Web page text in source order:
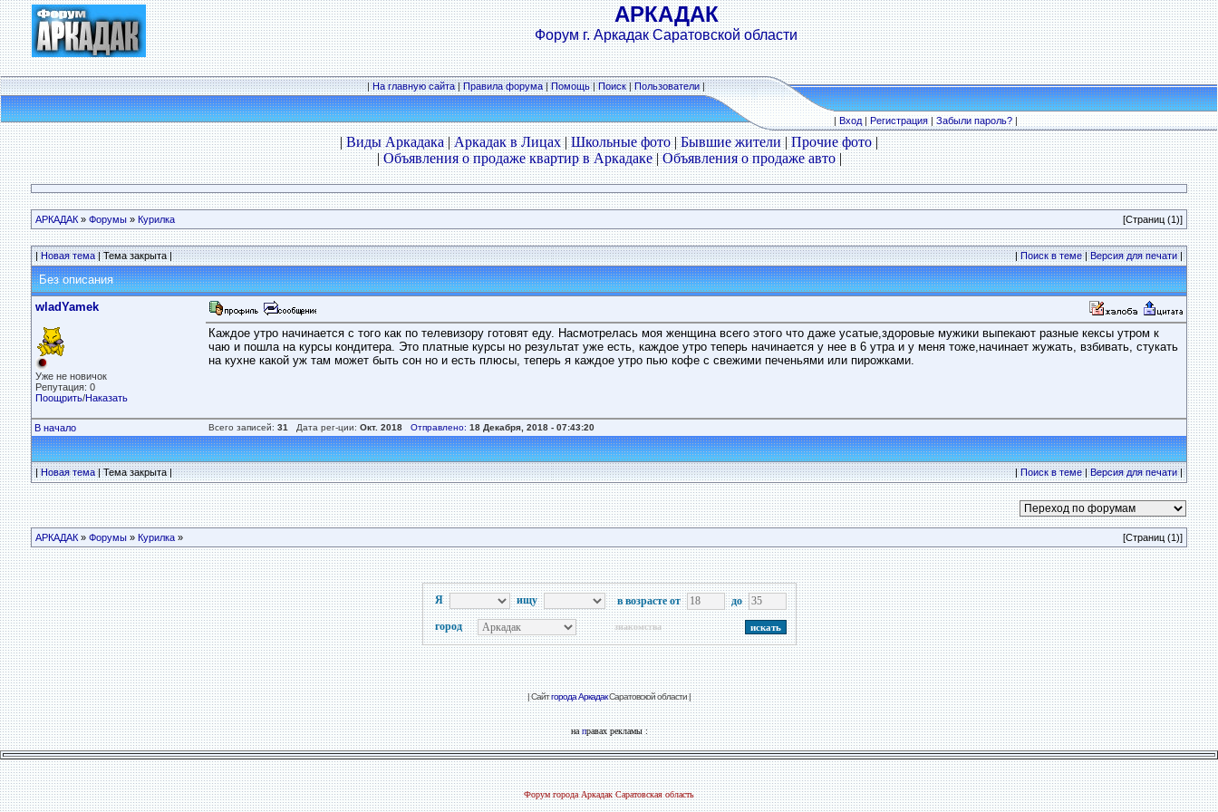
АРКАДАК
Форум г. Аркадак Саратовской области
|На главную сайта|Правила форума|Помощь|Поиск|Пользователи|
|Вход|Регистрация|Забыли пароль?|
|Виды Аркадака|Аркадак в Лицах|Школьные фото|Бывшие жители|Прочие фото|
|Объявления о продаже квартир в Аркадаке|Объявления о продаже авто|
АРКАДАК » Форумы » Курилка [Страниц (1)]
|Новая тема| Тема закрыта | |Поиск в теме|Версия для печати|
Без описания
wladYamek
Уже не новичок
Репутация: 0
Поощрить/Наказать
Каждое утро начинается с того как по телевизору готовят еду. Насмотрелась моя женщина всего этого что даже усатые,здоровые мужики выпекают разные кексы утром к
чаю и пошла на курсы кондитера. Это платные курсы но результат уже есть, каждое утро теперь начинается у нее в 6 утра и у меня тоже,начинает жужать, взбивать, стукать
на кухне какой уж там может быть сон но и есть плюсы, теперь я каждое утро пью кофе с свежими печеньями или пирожками.
В начало Всего записей: 31 Дата рег-ции: Окт. 2018 Отправлено: 18 Декабря, 2018 - 07:43:20
|Новая тема| Тема закрыта | |Поиск в теме|Версия для печати|
АРКАДАК » Форумы » Курилка » [Страниц (1)]
Я ищу в возрасте от
до
город
знакомства
| Сайтгорода АркадакСаратовской области |
направах рекламы :
Форум города Аркадак Саратовская область